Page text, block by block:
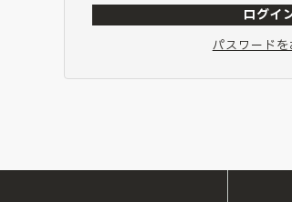
ログイ
パスワード